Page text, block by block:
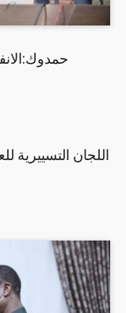
اللجان التسييرية